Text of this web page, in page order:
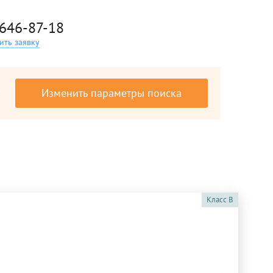
87-18
заявку
Изменить параметры поиска
Класс B